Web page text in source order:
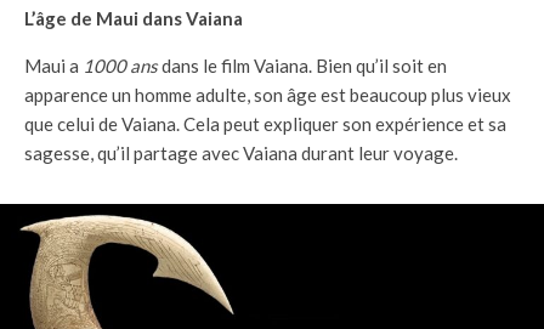
L’âge de Maui dans Vaiana
Maui a 1000 ansdans le film Vaiana. Bien qu’il soit en
apparence un homme adulte, son âge est beaucoup plus vieux
que celui de Vaiana. Cela peut expliquer son expérience et sa
sagesse, qu’il partage avec Vaiana durant leur voyage.